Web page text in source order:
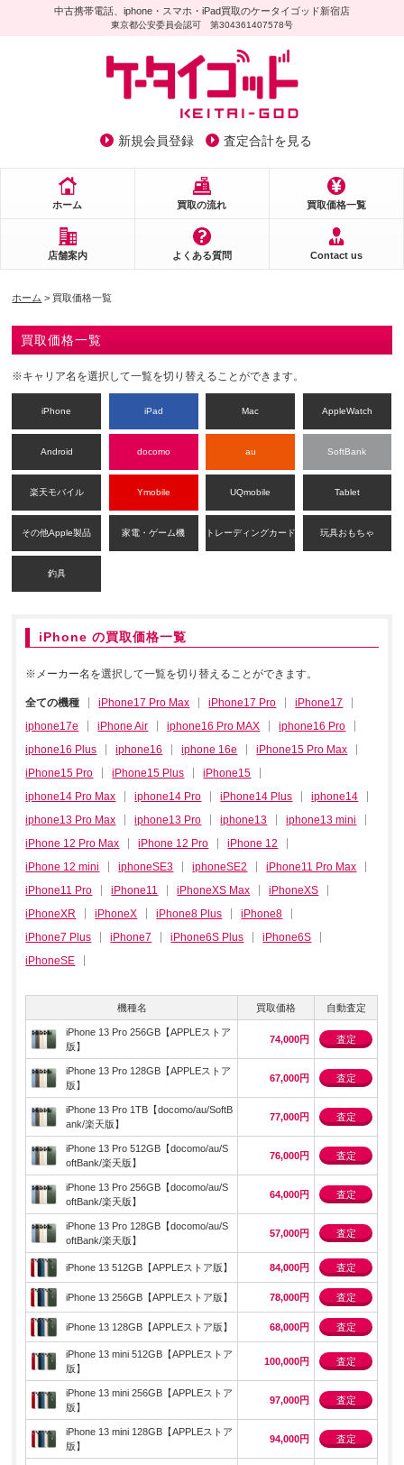
中古携帯電話、iphone・スマホ・iPad買取のケータイゴッド新宿店
東京都公安委員会認可 第304361407578号
新規会員登録 査定合計を見る
ホーム 買取の流れ 買取価格一覧
店舗案内 よくある質問 Contact us
ホーム > 買取価格一覧
買取価格一覧
※キャリア名を選択して一覧を切り替えることができます。
iPhone iPad Mac AppleWatch
Android docomo au SoftBank
楽天モバイル Ymobile UQmobile Tablet
その他Apple製品 家電・ゲーム機 トレーディングカード 玩具おもちゃ
釣具
iPhone の買取価格一覧
※メーカー名を選択して一覧を切り替えることができます。
全ての機種 iPhone17 Pro Max iPhone17 Pro
iPhone17
iphone17e
iPhone Air iphone16 Pro MAX
iphone16 Pro
iphone16 Plus
iphone16 iphone 16e
iPhone15 Pro Max
iPhone15 Pro
iPhone15 Plus
iPhone15
iphone14 Pro Max
iphone14 Pro iPhone14 Plus
iphone14
iphone13 Pro Max
iphone13 Pro iphone13
iphone13 mini
iPhone 12 Pro Max
iPhone 12 Pro
iPhone 12
iPhone 12 mini
iphoneSE3 iphoneSE2
iPhone11 Pro Max
iPhone11 Pro
iPhone11 iPhoneXS Max
iPhoneXS
iPhoneXR
iPhoneX iPhone8 Plus
iPhone8
iPhone7 Plus
iPhone7 iPhone6S Plus
iPhone6S
iPhoneSE
機種名 買取価格 自動査定
iPhone 13 Pro 256GB【APPLEストア
版】
74,000円 査定
iPhone 13 Pro 128GB【APPLEストア
版】
67,000円 査定
iPhone 13 Pro 1TB【docomo/au/SoftB
ank/楽天版】
77,000円 査定
iPhone 13 Pro 512GB【docomo/au/S
oftBank/楽天版】
76,000円 査定
iPhone 13 Pro 256GB【docomo/au/S
oftBank/楽天版】
64,000円 査定
iPhone 13 Pro 128GB【docomo/au/S
oftBank/楽天版】
57,000円 査定
iPhone 13 512GB【APPLEストア版】 84,000円 査定
iPhone 13 256GB【APPLEストア版】 78,000円 査定
iPhone 13 128GB【APPLEストア版】 68,000円 査定
iPhone 13 mini 512GB【APPLEストア
版】
100,000円 査定
iPhone 13 mini 256GB【APPLEストア
版】
97,000円 査定
iPhone 13 mini 128GB【APPLEストア
版】
94,000円 査定